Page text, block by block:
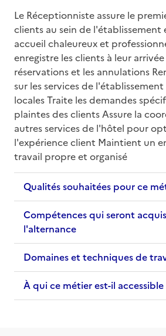
Le Réceptionniste assure le
clients au sein de
accueil chaleureux et
enregistre les clients à leur arrivée
réservations et les annulations
sur les services de
locales Traite les demandes
plaintes des clients Assure la
autres services de l'hôtel pour
l'expérience client Maintient un
travail propre et organisé
Qualités souhaitées pour ce
Compétences qui seront
l'alternance
Domaines et techniques de
À qui ce métier est-il accessible